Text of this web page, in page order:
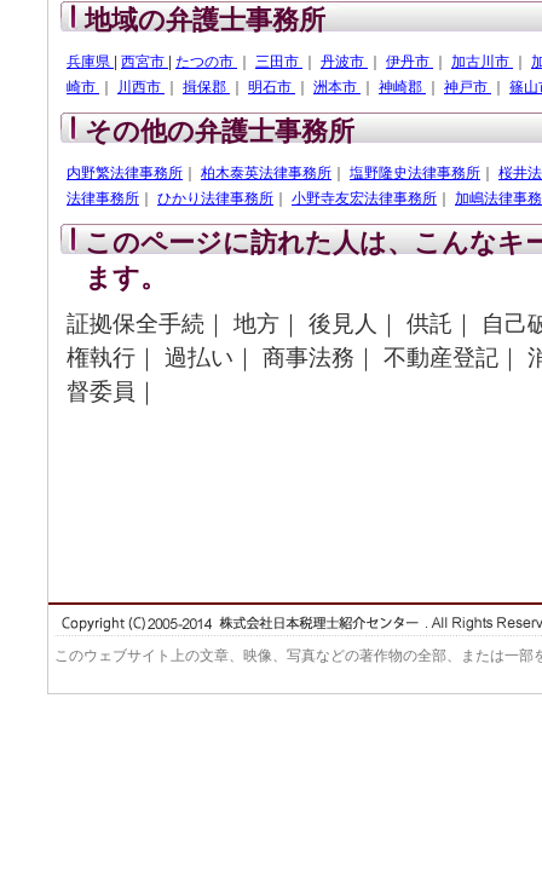
地域の弁護士事務所
兵庫県 西宮市 たつの市 三田市 丹波市 伊丹市 加古川市
崎市
川西市 揖保郡 明石市 洲本市 神崎郡 神戸市 篠
その他の弁護士事務所
内野繁法律事務所 柏木泰英法律事務所 塩野隆史法律事務所
桜井
法律事務所
ひかり法律事務所 小野寺友宏法律事務所 加嶋法律事
このページに訪れた人は、こんなキ
ます。
証拠保全手続｜ 地方｜ 後見人｜ 供託｜ 自己
権執行｜ 過払い｜ 商事法務｜ 不動産登記｜
督委員｜
このウェブサイト上の文章、映像、写真などの著作物の全部、または一